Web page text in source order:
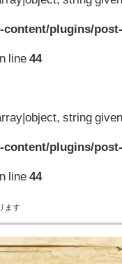
content/plugins/post-
line44
string
content/plugins/post-
line44
ます